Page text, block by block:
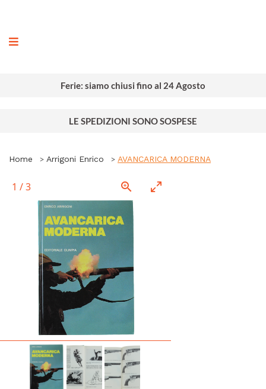
Ferie: siamo chiusi fino al 24 Agosto
LE SPEDIZIONI SONO SOSPESE
Home Arrigoni Enrico AVANCARICA MODERNA
1 /3